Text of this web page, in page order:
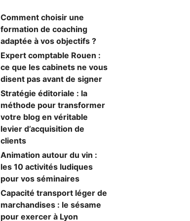
Comment choisir une
formation de coaching
adaptée à vos objectifs ?
Expert comptable Rouen :
ce que les cabinets ne vous
disent pas avant de signer
Stratégie éditoriale : la
méthode pour transformer
votre blog en véritable
levier d’acquisition de
clients
Animation autour du vin :
les 10 activités ludiques
pour vos séminaires
Capacité transport léger de
marchandises : le sésame
pour exercer à Lyon